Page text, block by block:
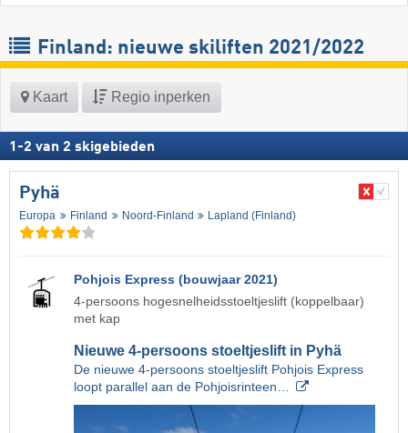
Finland: nieuwe skiliften 2021/2022
Kaart Regio inperken
1 -2 van 2 skigebieden
Pyhä
Europa Finland Noord-Finland Lapland (Finland)
Pohjois Express (bouwjaar 2021)
4-persoons hogesnelheidsstoeltjeslift (koppelbaar)
met kap
Nieuwe 4-persoons stoeltjeslift in Pyhä
De nieuwe 4-persoons stoeltjeslift Pohjois Express
loopt parallel aan de Pohjoisrinteen…